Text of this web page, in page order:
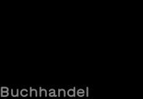
Buchhandel